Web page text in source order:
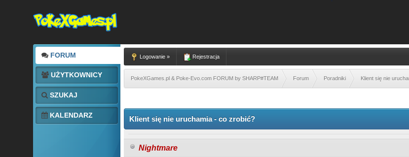
FORUM
UŻYTKOWNICY
SZUKAJ
KALENDARZ
Logowanie » Rejestracja
PokeXGames.pl & Poke-Evo.com FORUM by SHARP#TEAM Forum Poradniki Klient się nie
0 głosów - średnia: 0
1
2
3
4
5
Klient się nie uruchamia - co zrobić?
Nightmare